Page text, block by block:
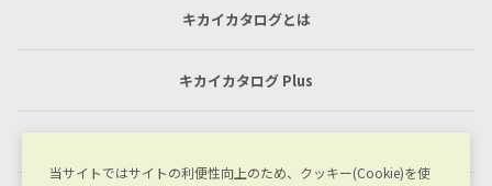
キカイカタログとは
キカイカタログ Plus
当サイトではサイトの利便性向上のため、クッキー(Cookie)を使